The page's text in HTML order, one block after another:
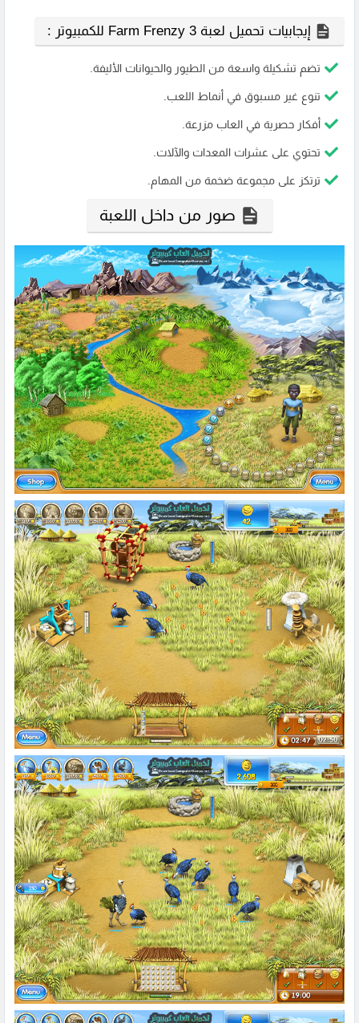
إيجابيات تحميل لعبة Farm Frenzy 3 للكمبيوتر :
تضم تشكيلة واسعة من الطيور والحيوانات الأليفة.
تنوع غير مسبوق في أنماط اللعب.
أفكار حصرية في العاب مزرعة.
تحتوي على عشرات المعدات والآلات.
ترتكز على مجموعة ضخمة من المهام.
صور من داخل اللعبة